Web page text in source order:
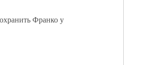
Франко у